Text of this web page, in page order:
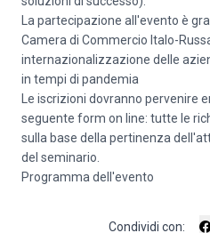
La partecipazione all'evento è
Camera di Commercio Italo-
internazionalizzazione delle
in tempi di pandemia
Le iscrizioni dovranno pervenire
seguente form on line: tutte le
sulla base della pertinenza
del seminario.
Programma dell'evento
Condividi con: